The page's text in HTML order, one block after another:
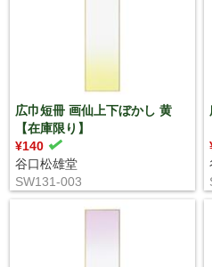
広巾短冊 画仙上下ぼかし 黄
【在庫限り】
¥140
谷口松雄堂
SW131-003